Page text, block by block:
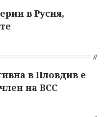
в Русия,
в Пловдив е
на ВСС